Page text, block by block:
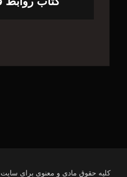
کلیه حقوق مادی و معنوی برای سایت